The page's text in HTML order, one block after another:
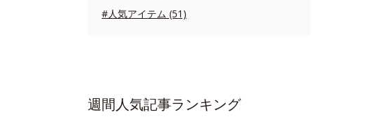
#人気アイテム (51)
週間人気記事ランキング